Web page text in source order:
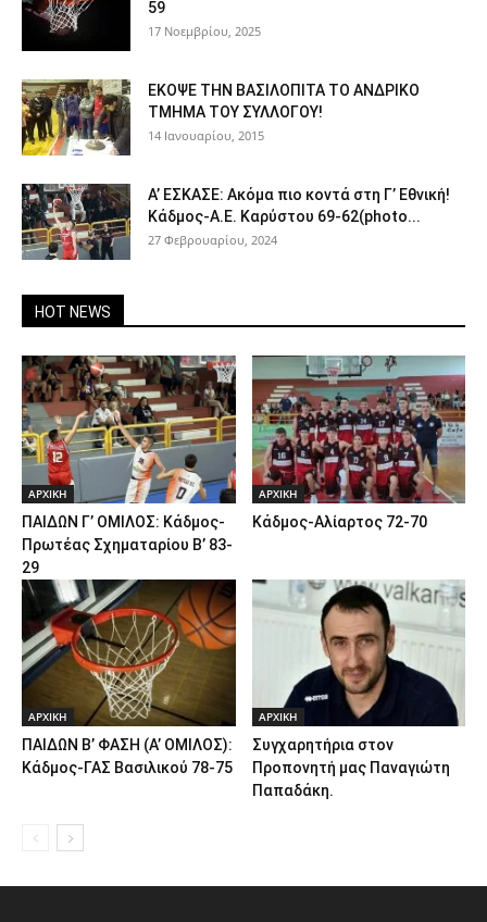
59
17 Νοεμβρίου, 2025
ΕΚΟΨΕ ΤΗΝ ΒΑΣΙΛΟΠΙΤΑ ΤΟ ΑΝΔΡΙΚΟ
ΤΜΗΜΑ ΤΟΥ ΣΥΛΛΟΓΟΥ!
14 Ιανουαρίου, 2015
Α’ ΕΣΚΑΣΕ: Ακόμα πιο κοντά στη Γ’ Εθνική!
Κάδμος-Α.Ε. Καρύστου 69-62(photo...
27 Φεβρουαρίου, 2024
HOT NEWS
ΑΡΧΙΚΗ
ΠΑΙΔΩΝ Γ’ ΟΜΙΛΟΣ: Κάδμος-
Πρωτέας Σχηματαρίου Β’ 83-
29
ΑΡΧΙΚΗ
Κάδμος-Αλίαρτος 72-70
ΑΡΧΙΚΗ
ΠΑΙΔΩΝ Β’ ΦΑΣΗ (Α’ ΟΜΙΛΟΣ):
Κάδμος-ΓΑΣ Βασιλικού 78-75
ΑΡΧΙΚΗ
Συγχαρητήρια στον
Προπονητή μας Παναγιώτη
Παπαδάκη.